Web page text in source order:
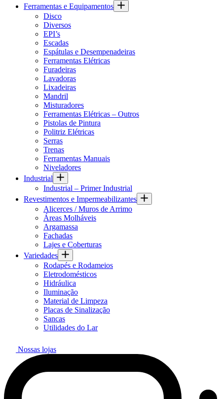
Ferramentas e Equipamentos
Disco
Diversos
EPI’s
Escadas
Espátulas e Desempenadeiras
Ferramentas Elétricas
Furadeiras
Lavadoras
Lixadeiras
Mandril
Misturadores
Ferramentas Elétricas – Outros
Pistolas de Pintura
Politriz Elétricas
Serras
Trenas
Ferramentas Manuais
Niveladores
Industrial
Industrial – Primer Industrial
Revestimentos e Impermeabilizantes
Alicerces / Muros de Arrimo
Áreas Molháveis
Argamassa
Fachadas
Lajes e Coberturas
Variedades
Rodapés e Rodameios
Eletrodomésticos
Hidráulica
Iluminação
Material de Limpeza
Placas de Sinalização
Sancas
Utilidades do Lar
Nossas lojas